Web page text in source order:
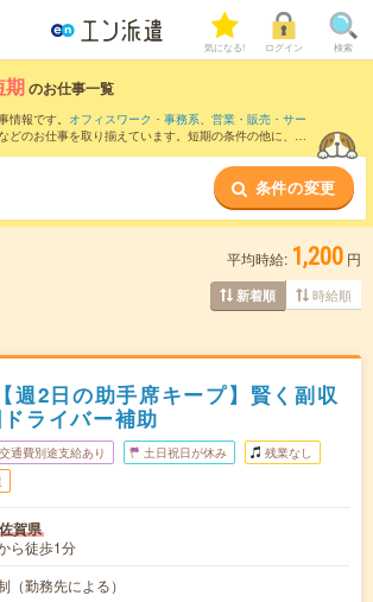
気になる! ログイン 検索
期のお仕事一覧
情報です。 オフィスワーク・事務系、 営業・販売・サー
どのお仕事を取り揃えています。短期の条件の他に、 交
条件の変更
平均時給: 1,200 円
新着順 時給順
週2日の助手席キープ】賢く副収
ライバー補助
交通費別途支給あり 土日祝日が休み 残業なし
賀県
ら徒歩1分
（勤務先による）